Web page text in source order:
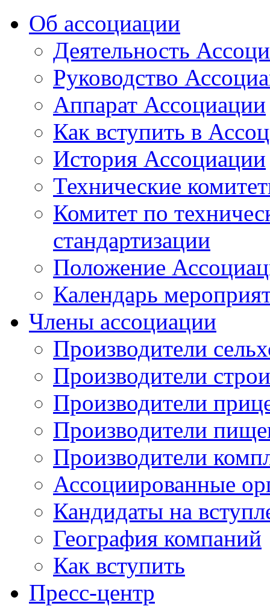
Об ассоциации
Деятельность
Руководство
Аппарат Ассоциации
Как вступить в
История Ассоциации
Технические
Комитет по
стандартизации
Положение
Календарь
Члены ассоциации
Производители
Производители
Производители
Производители
Производители
Ассоциированные
Кандидаты на
География компаний
Как вступить
Пресс-центр